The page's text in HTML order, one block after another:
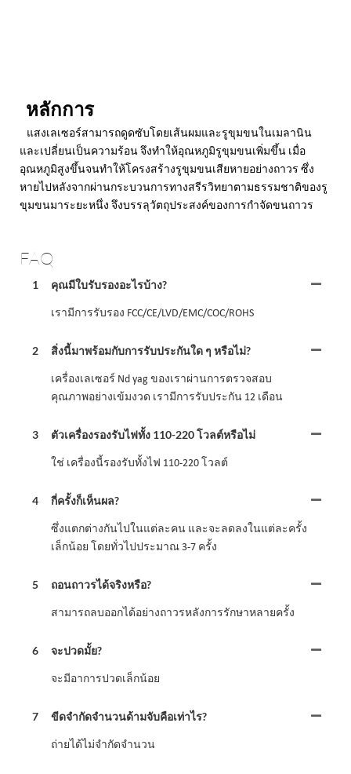
หลักการ
แสงเลเซอร์สามารถดูดซับโดยเส้นผมและรูขุมขนในเมลานิน
และเปลี่ยนเป็นความร้อน จึงทำให้อุณหภูมิรูขุมขนเพิ่มขึ้น เมื่อ
อุณหภูมิสูงขึ้นจนทำให้โครงสร้างรูขุมขนเสียหายอย่างถาวร ซึ่ง
หายไปหลังจากผ่านกระบวนการทางสรีรวิทยาตามธรรมชาติของรู
ขุมขนมาระยะหนึ่ง จึงบรรลุวัตถุประสงค์ของการกำจัดขนถาวร
FAQ
1 คุณมีใบรับรองอะไรบ้าง?
เรามีการรับรอง FCC/CE/LVD/EMC/COC/ROHS
2 สิ่งนี้มาพร้อมกับการรับประกันใด ๆ หรือไม่?
เครื่องเลเซอร์ Nd yag ของเราผ่านการตรวจสอบ
คุณภาพอย่างเข้มงวด เรามีการรับประกัน 12 เดือน
3 ตัวเครื่องรองรับไฟทั้ง 110-220 โวลต์หรือไม่
ใช่ เครื่องนี้รองรับทั้งไฟ 110-220 โวลต์
4 กี่ครั้งก็เห็นผล?
ซึ่งแตกต่างกันไปในแต่ละคน และจะลดลงในแต่ละครั้ง
เล็กน้อย โดยทั่วไปประมาณ 3-7 ครั้ง
5 ถอนถาวรได้จริงหรือ?
สามารถลบออกได้อย่างถาวรหลังการรักษาหลายครั้ง
6 จะปวดมั้ย?
จะมีอาการปวดเล็กน้อย
7 ขีดจำกัดจำนวนด้ามจับคือเท่าไร?
ถ่ายได้ไม่จำกัดจำนวน